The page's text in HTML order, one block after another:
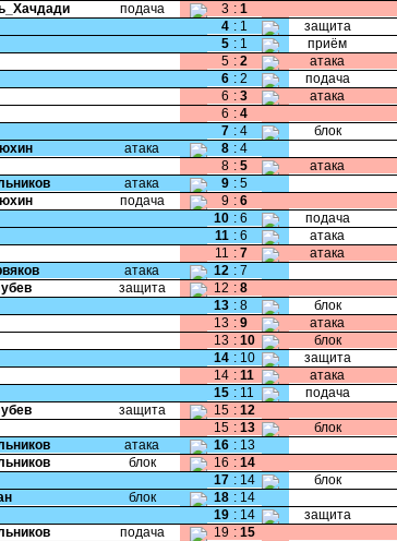
подача 3 : 1
4 : 1 защита
5 : 1 приём
5 : 2 атака
6 : 2 подача
6 : 3 атака
6 : 4
7 : 4 блок
атака 8 : 4
8 : 5 атака
атака 9 : 5
подача 9 : 6
10 : 6 подача
11 : 6 атака
11 : 7 атака
атака 12 : 7
защита 12 : 8
13 : 8 блок
13 : 9 атака
13 : 10 блок
14 : 10 защита
14 : 11 атака
15 : 11 подача
защита 15 : 12
15 : 13 блок
атака 16 : 13
блок 16 : 14
17 : 14 блок
блок 18 : 14
19 : 14 защита
подача 19 : 15